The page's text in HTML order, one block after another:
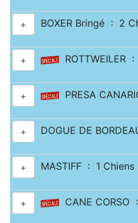
+ BOXER Bringé : 2
+ ROTTWEILER
+ PRESA
+ DOGUE DE
+ MASTIFF : 1 Chiens
+ CANE CORSO